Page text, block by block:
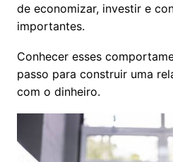
de economizar, investir e
importantes.
Conhecer esses
passo para construir uma
com o dinheiro.